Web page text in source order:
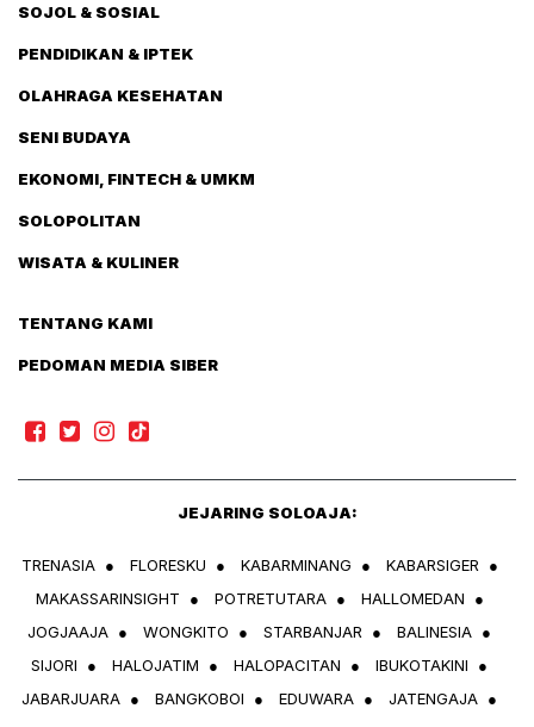
SOJOL & SOSIAL
PENDIDIKAN & IPTEK
OLAHRAGA KESEHATAN
SENI BUDAYA
EKONOMI, FINTECH & UMKM
SOLOPOLITAN
WISATA & KULINER
TENTANG KAMI
PEDOMAN MEDIA SIBER
JEJARING SOLOAJA:
TRENASIA ● FLORESKU ● KABARMINANG ● KABARSIGER ●
MAKASSARINSIGHT
● POTRETUTARA ● HALLOMEDAN
●
JOGJAAJA ● WONGKITO ● STARBANJAR ● BALINESIA ●
SIJORI
● HALOJATIM ● HALOPACITAN ● IBUKOTAKINI
●
JABARJUARA ● BANGKOBOI ● EDUWARA ● JATENGAJA ●